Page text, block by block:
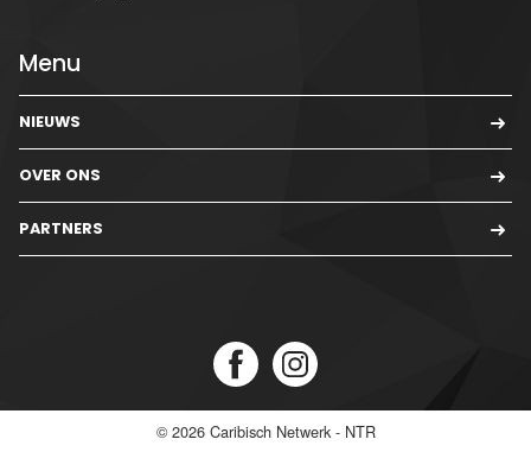
Menu
NIEUWS
OVER ONS
PARTNERS
© 2026 Caribisch Netwerk - NTR